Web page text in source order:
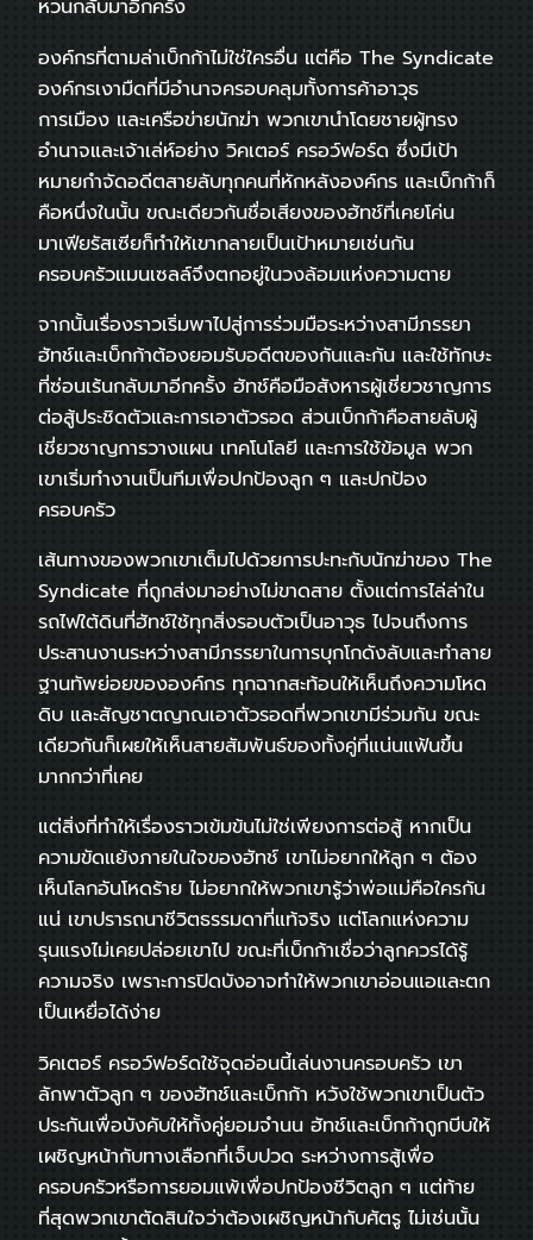
หวนกลับมาอีกครั้ง
องค์กรที่ตามล่าเบ็กก้าไม่ใช่ใครอื่น แต่คือ The Syndicate
องค์กรเงามืดที่มีอำนาจครอบคลุมทั้งการค้าอาวุธ
การเมือง และเครือข่ายนักฆ่า พวกเขานำโดยชายผู้ทรง
อำนาจและเจ้าเล่ห์อย่าง วิคเตอร์ ครอว์ฟอร์ด ซึ่งมีเป้า
หมายกำจัดอดีตสายลับทุกคนที่หักหลังองค์กร และเบ็กก้าก็
คือหนึ่งในนั้น ขณะเดียวกันชื่อเสียงของฮัทช์ที่เคยโค่น
มาเฟียรัสเซียก็ทำให้เขากลายเป็นเป้าหมายเช่นกัน
ครอบครัวแมนเซลล์จึงตกอยู่ในวงล้อมแห่งความตาย
จากนั้นเรื่องราวเริ่มพาไปสู่การร่วมมือระหว่างสามีภรรยา
ฮัทช์และเบ็กก้าต้องยอมรับอดีตของกันและกัน และใช้ทักษะ
ที่ซ่อนเร้นกลับมาอีกครั้ง ฮัทช์คือมือสังหารผู้เชี่ยวชาญการ
ต่อสู้ประชิดตัวและการเอาตัวรอด ส่วนเบ็กก้าคือสายลับผู้
เชี่ยวชาญการวางแผน เทคโนโลยี และการใช้ข้อมูล พวก
เขาเริ่มทำงานเป็นทีมเพื่อปกป้องลูก ๆ และปกป้อง
ครอบครัว
เส้นทางของพวกเขาเต็มไปด้วยการปะทะกับนักฆ่าของ The
Syndicate ที่ถูกส่งมาอย่างไม่ขาดสาย ตั้งแต่การไล่ล่าใน
รถไฟใต้ดินที่ฮัทช์ใช้ทุกสิ่งรอบตัวเป็นอาวุธ ไปจนถึงการ
ประสานงานระหว่างสามีภรรยาในการบุกโกดังลับและทำลาย
ฐานทัพย่อยขององค์กร ทุกฉากสะท้อนให้เห็นถึงความโหด
ดิบ และสัญชาตญาณเอาตัวรอดที่พวกเขามีร่วมกัน ขณะ
เดียวกันก็เผยให้เห็นสายสัมพันธ์ของทั้งคู่ที่แน่นแฟ้นขึ้น
มากกว่าที่เคย
แต่สิ่งที่ทำให้เรื่องราวเข้มข้นไม่ใช่เพียงการต่อสู้ หากเป็น
ความขัดแย้งภายในใจของฮัทช์ เขาไม่อยากให้ลูก ๆ ต้อง
เห็นโลกอันโหดร้าย ไม่อยากให้พวกเขารู้ว่าพ่อแม่คือใครกัน
แน่ เขาปรารถนาชีวิตธรรมดาที่แท้จริง แต่โลกแห่งความ
รุนแรงไม่เคยปล่อยเขาไป ขณะที่เบ็กก้าเชื่อว่าลูกควรได้รู้
ความจริง เพราะการปิดบังอาจทำให้พวกเขาอ่อนแอและตก
เป็นเหยื่อได้ง่าย
วิคเตอร์ ครอว์ฟอร์ดใช้จุดอ่อนนี้เล่นงานครอบครัว เขา
ลักพาตัวลูก ๆ ของฮัทช์และเบ็กก้า หวังใช้พวกเขาเป็นตัว
ประกันเพื่อบังคับให้ทั้งคู่ยอมจำนน ฮัทช์และเบ็กก้าถูกบีบให้
เผชิญหน้ากับทางเลือกที่เจ็บปวด ระหว่างการสู้เพื่อ
ครอบครัวหรือการยอมแพ้เพื่อปกป้องชีวิตลูก ๆ แต่ท้าย
ที่สุดพวกเขาตัดสินใจว่าต้องเผชิญหน้ากับศัตรู ไม่เช่นนั้น